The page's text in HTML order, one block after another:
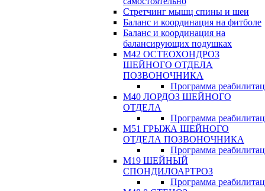
Стретчинг мышц спины и шеи
Баланс и координация на фитболе
Баланс и координация на
балансирующих подушках
М42 ОСТЕОХОНДРОЗ
ШЕЙНОГО ОТДЕЛА
ПОЗВОНОЧНИКА
Программа
М40 ЛОРДОЗ ШЕЙНОГО
ОТДЕЛА
Программа
М51 ГРЫЖА ШЕЙНОГО
ОТДЕЛА ПОЗВОНОЧНИКА
Программа
М19 ШЕЙНЫЙ
СПОНДИЛОАРТРОЗ
Программа